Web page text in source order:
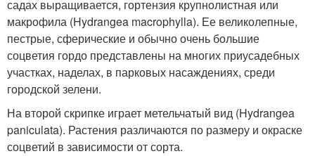
садах выращивается, гортензия крупнолистная или
макрофила (Hydrangea macrophylla). Ее великолепные,
пестрые, сферические и обычно очень большие
соцветия гордо представлены на многих приусадебных
участках, наделах, в парковых насаждениях, среди
городской зелени.
На второй скрипке играет метельчатый вид (Hydrangea
paniculata). Растения различаются по размеру и окраске
соцветий в зависимости от сорта.